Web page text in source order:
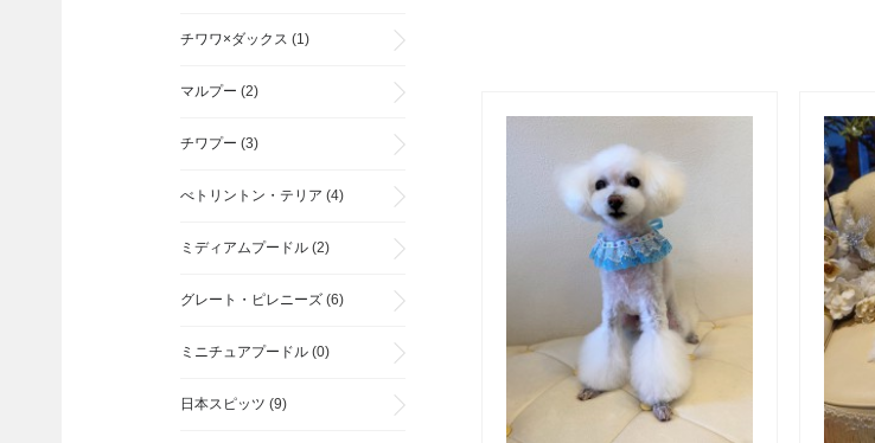
チワワ×ダックス (1)
マルプー (2)
チワプー (3)
べトリントン・テリア (4)
ミディアムプードル (2)
グレート・ピレニーズ (6)
ミニチュアプードル (0)
日本スピッツ (9)